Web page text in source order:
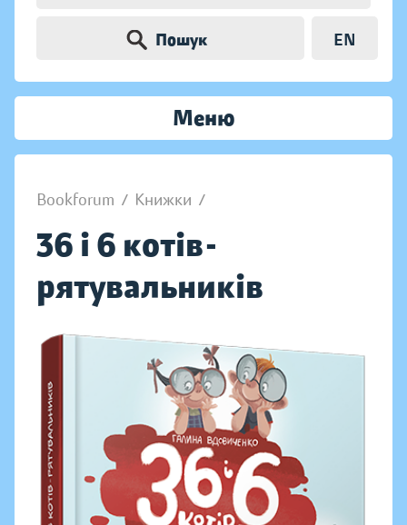
Пошук EN
Меню
Bookforum / Книжки /
36 і 6 котів-
рятувальників